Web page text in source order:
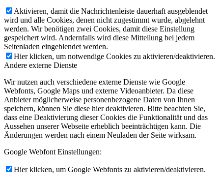
Aktivieren, damit die Nachrichtenleiste dauerhaft ausgeblendet
wird und alle Cookies, denen nicht zugestimmt wurde, abgelehnt
werden. Wir benötigen zwei Cookies, damit diese Einstellung
gespeichert wird. Andernfalls wird diese Mitteilung bei jedem
Seitenladen eingeblendet werden.
Hier klicken, um notwendige Cookies zu aktivieren/deaktivieren.
Andere externe Dienste
Wir nutzen auch verschiedene externe Dienste wie Google
Webfonts, Google Maps und externe Videoanbieter. Da diese
Anbieter möglicherweise personenbezogene Daten von Ihnen
speichern, können Sie diese hier deaktivieren. Bitte beachten Sie,
dass eine Deaktivierung dieser Cookies die Funktionalität und das
Aussehen unserer Webseite erheblich beeinträchtigen kann. Die
Änderungen werden nach einem Neuladen der Seite wirksam.
Google Webfont Einstellungen:
Hier klicken, um Google Webfonts zu aktivieren/deaktivieren.